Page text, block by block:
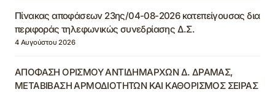
Πίνακας αποφάσεων 23ης/04-08-2026 κατεπείγουσας δια
περιφοράς τηλεφωνικώς συνεδρίασης Δ.Σ.
4 Αυγούστου 2026
ΑΠΟΦΑΣΗ ΟΡΙΣΜΟΥ ΑΝΤΙΔΗΜΑΡΧΩΝ Δ. ΔΡΑΜΑΣ,
ΜΕΤΑΒΙΒΑΣΗ ΑΡΜΟΔΙΟΤΗΤΩΝ ΚΑΙ ΚΑΘΟΡΙΣΜΟΣ ΣΕΙΡΑΣ